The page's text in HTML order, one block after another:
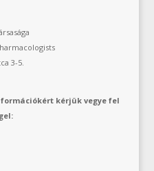
3-5.
kérjük vegye fel